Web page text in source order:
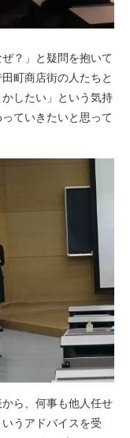
？」と疑問を抱いて
町商店街の人たちと
したい」という気持
ていきたいと思って
ら、何事も他人任せ
うアドバイスを受